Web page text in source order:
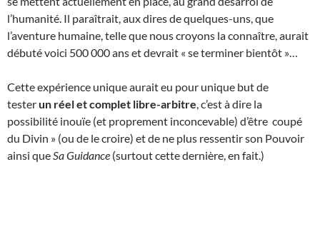
l’humanité. Il paraîtrait, aux dires de quelques-uns, que
l’aventure humaine, telle que nous croyons la connaître, aurait
débuté voici 500 000 ans et devrait « se terminer bientôt »…
Cette expérience unique aurait eu pour unique but de
testerun réel et complet libre-arbitre , c’est à dire la
possibilité inouïe (et proprement inconcevable) d’être coupé
du Divin » (ou de le croire) et de ne plus ressentir son Pouvoir
ainsi que Sa Guidance (surtout cette dernière, en fait.)